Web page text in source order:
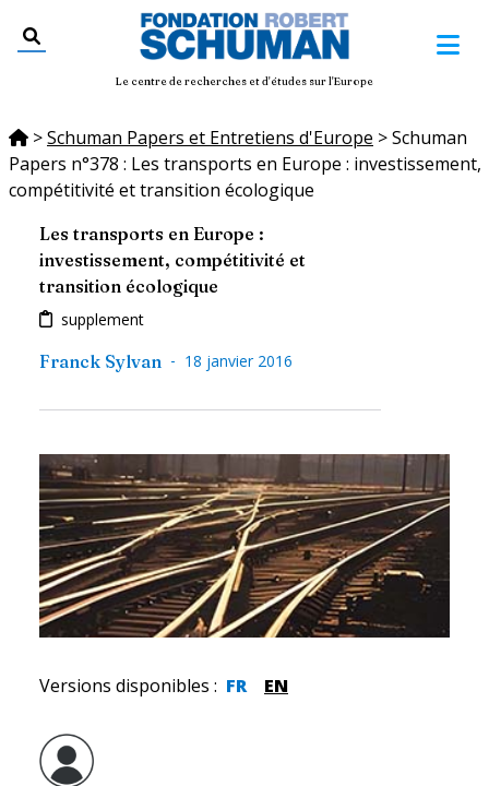
Le centre de recherches et d'études sur l'Europe
>Schuman Papers et Entretiens d'Europe >Schuman
Papers n°378 : Les transports en Europe : investissement,
compétitivité et transition écologique
Les transports en Europe :
investissement, compétitivité et
transition écologique
supplement
Franck Sylvan - 18 janvier 2016
Versions disponibles : FR EN